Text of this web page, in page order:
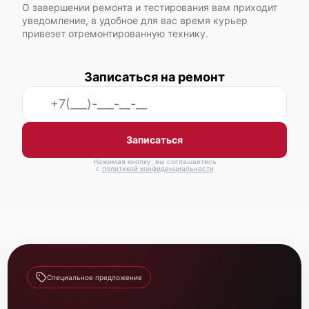
Cisco UCS C220 M5
Cisco UCS C220 M4
О завершении ремонта и тестирования вам приходит
уведомление, в удобное для вас время курьер
привезет отремонтированную технику.
Записаться на ремонт
Записаться
Нажимая кнопку, вы соглашаетесь
с политикой конфиденциальности
Специальное предложение